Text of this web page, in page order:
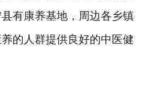
有康养基地，周边各乡镇
的人群提供良好的中医健